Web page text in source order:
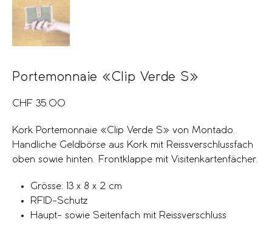
Portemonnaie «Clip Verde S»
CHF 35.00
Kork Portemonnaie «Clip Verde S» von Montado.
Handliche Geldbörse aus Kork mit Reissverschlussfach
oben sowie hinten. Frontklappe mit Visitenkartenfächer.
Grösse: 13 x 8 x 2 cm
RFID-Schutz
Haupt- sowie Seitenfach mit Reissverschluss